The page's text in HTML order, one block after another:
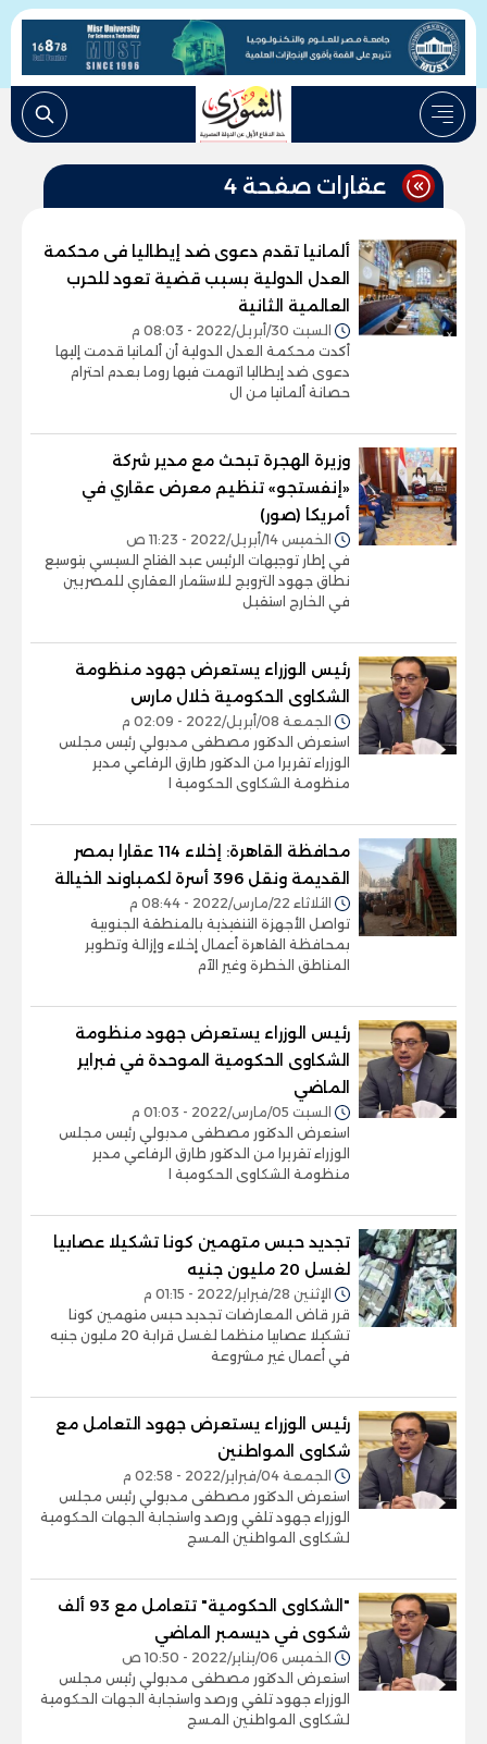
عقارات صفحة 4
ألمانيا تقدم دعوى ضد إيطاليا فى محكمة
العدل الدولية بسبب قضية تعود للحرب
العالمية الثانية
السبت 30/أبريل/2022 - 08:03 م
أكدت محكمة العدل الدولية أن ألمانيا قدمت إليها
دعوى ضد إيطاليا اتهمت فيها روما بعدم احترام
حصانة ألمانيا من ال
وزيرة الهجرة تبحث مع مدير شركة
«إنفستجو» تنظيم معرض عقاري في
أمريكا (صور)
الخميس 14/أبريل/2022 - 11:23 ص
في إطار توجيهات الرئيس عبد الفتاح السيسي بتوسيع
نطاق جهود الترويج للاستثمار العقاري للمصريين
في الخارج استقبل
رئيس الوزراء يستعرض جهود منظومة
الشكاوى الحكومية خلال مارس
الجمعة 08/أبريل/2022 - 02:09 م
استعرض الدكتور مصطفى مدبولي رئيس مجلس
الوزراء تقريرا من الدكتور طارق الرفاعي مدير
منظومة الشكاوى الحكومية ا
محافظة القاهرة: إخلاء 114 عقارا بمصر
القديمة ونقل 396 أسرة لكمباوند الخيالة
الثلاثاء 22/مارس/2022 - 08:44 م
تواصل الأجهزة التنفيذية بالمنطقة الجنوبية
بمحافظة القاهرة أعمال إخلاء وإزالة وتطوير
المناطق الخطرة وغير الآم
رئيس الوزراء يستعرض جهود منظومة
الشكاوى الحكومية الموحدة في فبراير
الماضي
السبت 05/مارس/2022 - 01:03 م
استعرض الدكتور مصطفى مدبولي رئيس مجلس
الوزراء تقريرا من الدكتور طارق الرفاعي مدير
منظومة الشكاوى الحكومية ا
تجديد حبس متهمين كونا تشكيلا عصابيا
لغسل 20 مليون جنيه
الإثنين 28/فبراير/2022 - 01:15 م
قرر قاض المعارضات تجديد حبس متهمين كونا
تشكيلا عصابيا منظما لغسل قرابة 20 مليون جنيه
في أعمال غير مشروعة
رئيس الوزراء يستعرض جهود التعامل مع
شكاوى المواطنين
الجمعة 04/فبراير/2022 - 02:58 م
استعرض الدكتور مصطفى مدبولي رئيس مجلس
الوزراء جهود تلقي ورصد واستجابة الجهات الحكومية
لشكاوى المواطنين المسج
"الشكاوى الحكومية" تتعامل مع 93 ألف
شكوى في ديسمبر الماضي
الخميس 06/يناير/2022 - 10:50 ص
استعرض الدكتور مصطفى مدبولي رئيس مجلس
الوزراء جهود تلقي ورصد واستجابة الجهات الحكومية
لشكاوى المواطنين المسج